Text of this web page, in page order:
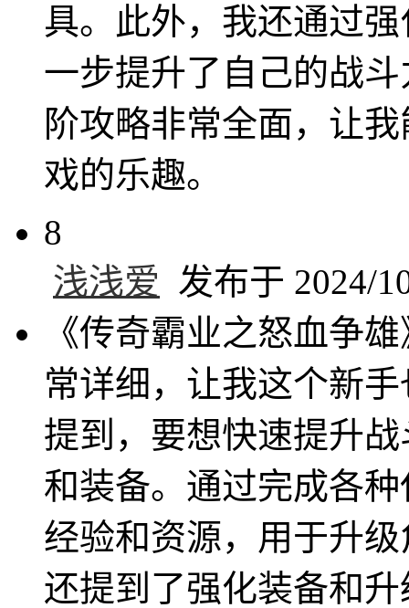
具。此外，我还通过
一步提升了自己的战
阶攻略非常全面，让
戏的乐趣。
8
浅浅爱 发布于 2024/
《传奇霸业之怒血争
常详细，让我这个新
提到，要想快速提升
和装备。通过完成各
经验和资源，用于升
还提到了强化装备和